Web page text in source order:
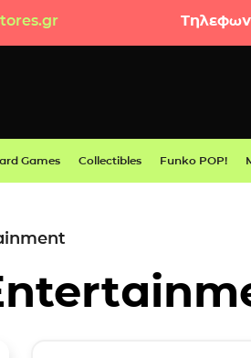
Games Collectibles Funko POP!